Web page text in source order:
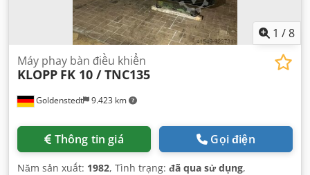
1 /8
Goldenstedt 9.423 km
Máy phay bàn điều khiển
KLOPP FK 10 / TNC135
Thông tin giá Gọi điện
Năm sản xuất: 1982, Tình trạng: đã qua sử dụng,